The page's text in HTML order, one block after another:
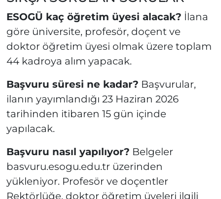
ESOGÜ kaç öğretim üyesi alacak? İlana
göre üniversite, profesör, doçent ve
doktor öğretim üyesi olmak üzere toplam
44 kadroya alım yapacak.
Başvuru süresi ne kadar? Başvurular,
ilanın yayımlandığı 23 Haziran 2026
tarihinden itibaren 15 gün içinde
yapılacak.
Başvuru nasıl yapılıyor? Belgeler
basvuru.esogu.edu.tr üzerinden
yükleniyor. Profesör ve doçentler
Rektörlüğe, doktor öğretim üyeleri ilgili